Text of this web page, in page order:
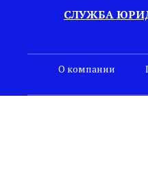
СЛУЖБА
О компании